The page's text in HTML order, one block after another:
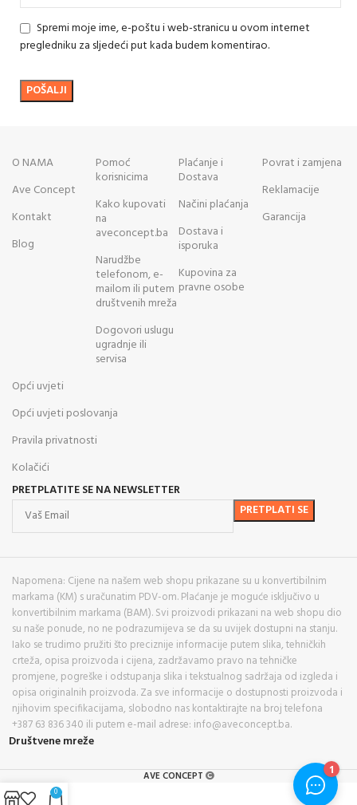
Spremi moje ime, e-poštu i web-stranicu u ovom internet
pregledniku za sljedeći put kada budem komentirao.
O NAMA
Ave Concept
Kontakt
Blog
Pomoć
korisnicima
Kako kupovati
na
aveconcept.ba
Narudžbe
telefonom, e-
mailom ili putem
društvenih mreža
Dogovori uslugu
ugradnje ili
servisa
Plaćanje i
Dostava
Načini plaćanja
Dostava i
isporuka
Kupovina za
pravne osobe
Povrat i zamjena
Reklamacije
Garancija
Opći uvjeti
Opći uvjeti poslovanja
Pravila privatnosti
Kolačići
PRETPLATITE SE NA NEWSLETTER
Napomena: Cijene na našem web shopu prikazane su u konvertibilnim
markama (KM) s uračunatim PDV-om. Plaćanje je moguće isključivo u
konvertibilnim markama (BAM). Svi proizvodi prikazani na web shopu dio
su naše ponude, no ne podrazumijeva se da su uvijek dostupni na stanju.
Iako se trudimo pružiti što preciznije informacije putem slika, tehničkih
crteža, opisa proizvoda i cijena, zadržavamo pravo na tehničke
promjene, pogreške i odstupanja slika i tekstualnog sadržaja od izgleda i
opisa originalnih proizvoda. Za sve informacije o dostupnosti proizvoda i
njihovim specifikacijama, slobodno nas kontaktirajte na broj telefona
+387 63 836 340 ili putem e-mail adrese: info@aveconcept.ba.
Društvene mreže
AVE CONCEPT
0